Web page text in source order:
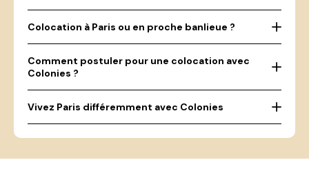
Colocation à Paris ou en proche banlieue ?
Comment postuler pour une colocation avec
Colonies ?
Vivez Paris différemment avec Colonies